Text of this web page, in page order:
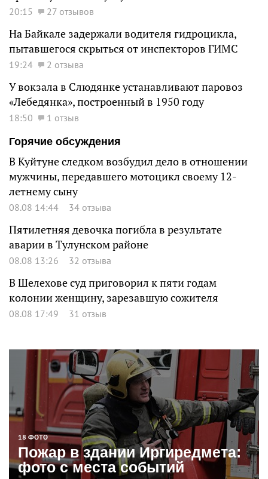
20:15 27 отзывов
На Байкале задержали водителя гидроцикла,
пытавшегося скрыться от инспекторов ГИМС
19:24 2 отзыва
У вокзала в Слюдянке устанавливают паровоз
«Лебедянка», построенный в 1950 году
18:50
1 отзыв
Горячие обсуждения
В Куйтуне следком возбудил дело в отношении
мужчины, передавшего мотоцикл своему 12-
летнему сыну
08.08 14:44 34 отзыва
Пятилетняя девочка погибла в результате
аварии в Тулунском районе
08.08 13:26 32 отзыва
В Шелехове суд приговорил к пяти годам
колонии женщину, зарезавшую сожителя
08.08 17:49 31 отзыв
18 ФОТО
Пожар в здании Иргиредмета:
фото с места событий